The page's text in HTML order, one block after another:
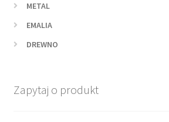
METAL
EMALIA
DREWNO
Zapytaj o produkt